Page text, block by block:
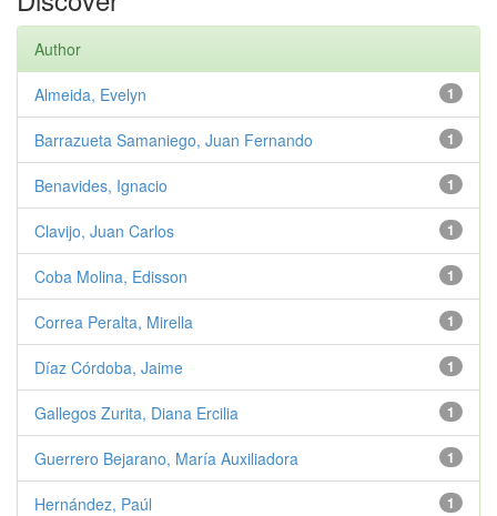
Author
1
Almeida, Evelyn
1
Barrazueta Samaniego, Juan Fernando
1
Benavides, Ignacio
1
Clavijo, Juan Carlos
1
Coba Molina, Edisson
1
Correa Peralta, Mirella
1
Díaz Córdoba, Jaime
1
Gallegos Zurita, Diana Ercilia
1
Guerrero Bejarano, María Auxiliadora
1
Hernández, Paúl